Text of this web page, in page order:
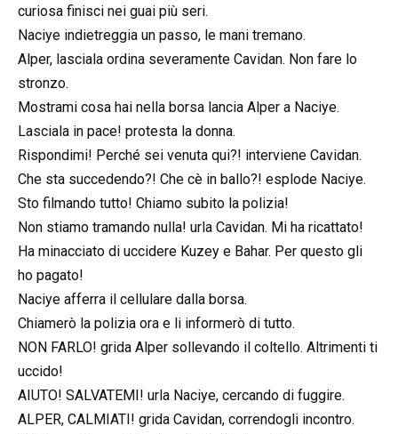
curiosa finisci nei guai più seri.
Naciye indietreggia un passo, le mani tremano.
Alper, lasciala ordina severamente Cavidan. Non fare lo
stronzo.
Mostrami cosa hai nella borsa lancia Alper a Naciye.
Lasciala in pace! protesta la donna.
Rispondimi! Perché sei venuta qui?! interviene Cavidan.
Che sta succedendo?! Che cè in ballo?! esplode Naciye.
Sto filmando tutto! Chiamo subito la polizia!
Non stiamo tramando nulla! urla Cavidan. Mi ha ricattato!
Ha minacciato di uccidere Kuzey e Bahar. Per questo gli
ho pagato!
Naciye afferra il cellulare dalla borsa.
Chiamerò la polizia ora e li informerò di tutto.
NON FARLO! grida Alper sollevando il coltello. Altrimenti ti
uccido!
AIUTO! SALVATEMI! urla Naciye, cercando di fuggire.
ALPER, CALMIATI! grida Cavidan, correndogli incontro.